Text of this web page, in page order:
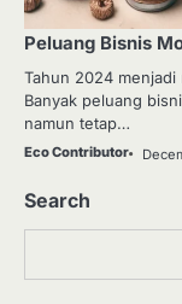
Peluang Bisnis
Tahun 2024
Banyak peluang
namun tetap…
Eco Contributor
Search